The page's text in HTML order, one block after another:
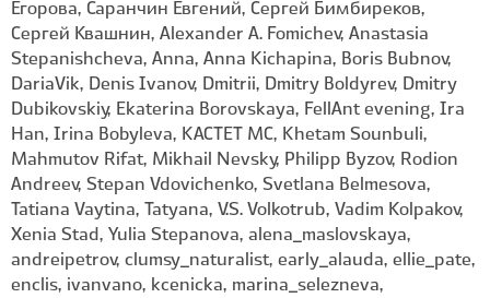
Егорова, Саранчин Евгений, Сергей Бимбиреков,
Сергей Квашнин, Alexander A. Fomichev, Anastasia
Stepanishcheva, Anna, Anna Kichapina, Boris Bubnov,
DariaVik, Denis Ivanov, Dmitrii, Dmitry Boldyrev, Dmitry
Dubikovskiy, Ekaterina Borovskaya, FellAnt evening, Ira
Han, Irina Bobyleva, KACTET MC, Khetam Sounbuli,
Mahmutov Rifat, Mikhail Nevsky, Philipp Byzov, Rodion
Andreev, Stepan Vdovichenko, Svetlana Belmesova,
Tatiana Vaytina, Tatyana, V.S. Volkotrub, Vadim Kolpakov,
Xenia Stad, Yulia Stepanova, alena_maslovskaya,
andreipetrov, clumsy_naturalist, early_alauda, ellie_pate,
enclis, ivanvano, kcenicka, marina_selezneva,